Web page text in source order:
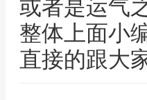
或者是运气
整体上面小
直接的跟大